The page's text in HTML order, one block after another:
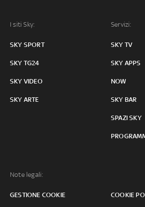
I siti Sky:
SKY SPORT
SKY TG24
SKY VIDEO
SKY ARTE
Servizi:
SKY TV
SKY APPS
NOW
SKY BAR
SPAZI SKY
Note legali:
GESTIONE COOKIE COOKIE